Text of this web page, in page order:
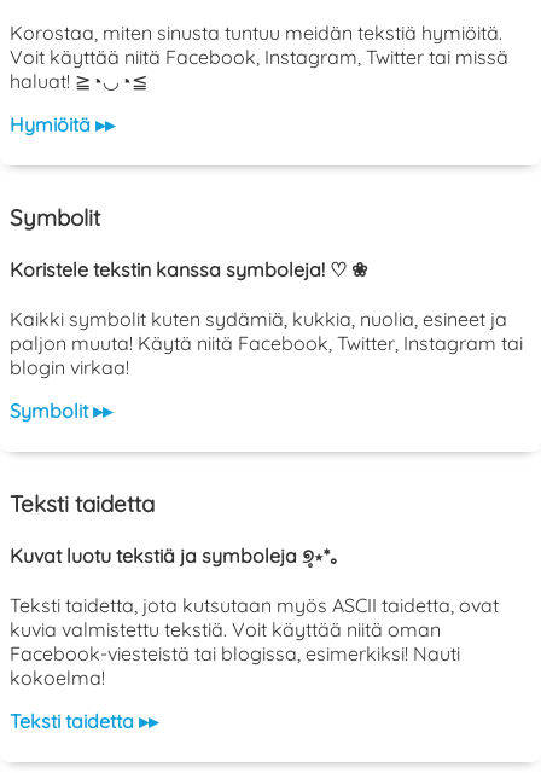
Korostaa, miten sinusta tuntuu meidän tekstiä hymiöitä.
Voit käyttää niitä Facebook, Instagram, Twitter tai missä
haluat! ≧◔◡◔≦
Hymiöitä ▸▸
Symbolit
Koristele tekstin kanssa symboleja! ♡ ❀
Kaikki symbolit kuten sydämiä, kukkia, nuolia, esineet ja
paljon muuta! Käytä niitä Facebook, Twitter, Instagram tai
blogin virkaa!
Symbolit ▸▸
Teksti taidetta
Kuvat luotu tekstiä ja symboleja ୭̥⋆*｡
Teksti taidetta, jota kutsutaan myös ASCII taidetta, ovat
kuvia valmistettu tekstiä. Voit käyttää niitä oman
Facebook-viesteistä tai blogissa, esimerkiksi! Nauti
kokoelma!
Teksti taidetta ▸▸